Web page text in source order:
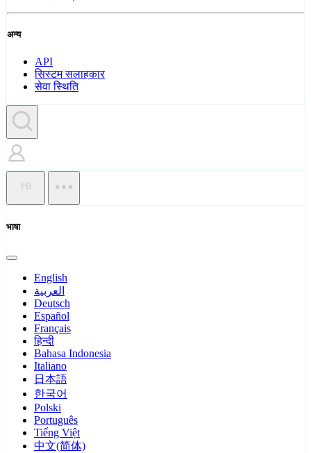
अन्य
API
सिस्टम सलाहकार
सेवा स्थिति
HI
भाषा
English
العربية
Deutsch
Español
Français
हिन्दी
Bahasa Indonesia
Italiano
日本語
한국어
Polski
Português
Tiếng Việt
中文(简体)